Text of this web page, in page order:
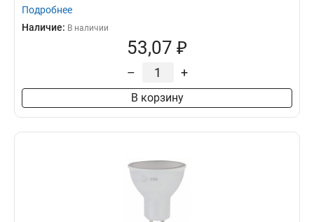
Подробнее
Наличие: В наличии
53,07 ₽
– +
В корзину